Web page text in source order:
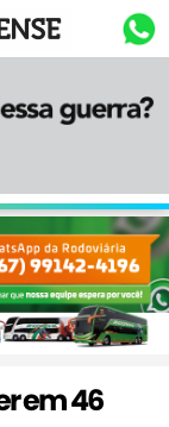
em 46